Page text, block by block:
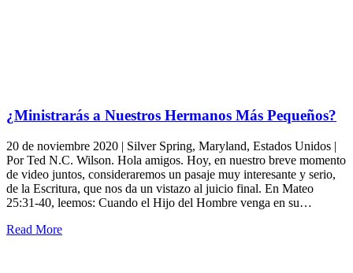
¿Ministrarás a Nuestros Hermanos Más Pequeños?
20 de noviembre 2020 | Silver Spring, Maryland, Estados Unidos |
Por Ted N.C. Wilson. Hola amigos. Hoy, en nuestro breve momento
de video juntos, consideraremos un pasaje muy interesante y serio,
de la Escritura, que nos da un vistazo al juicio final. En Mateo
25:31-40, leemos: Cuando el Hijo del Hombre venga en su…
Read More